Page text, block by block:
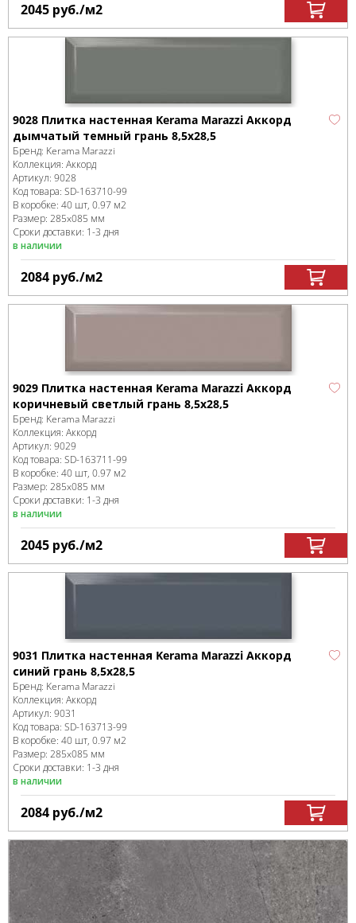
2045 руб./м2
9028 Плитка настенная Kerama Marazzi Аккорд
дымчатый темный грань 8,5х28,5
Бренд: Kerama Marazzi
Коллекция: Аккорд
Артикул: 9028
Код товара: SD-163710-99
В коробке: 40 шт, 0.97 м2
Размер: 285x085 мм
Сроки доставки: 1-3 дня
в наличии
2084 руб./м2
9029 Плитка настенная Kerama Marazzi Аккорд
коричневый светлый грань 8,5х28,5
Бренд: Kerama Marazzi
Коллекция: Аккорд
Артикул: 9029
Код товара: SD-163711-99
В коробке: 40 шт, 0.97 м2
Размер: 285x085 мм
Сроки доставки: 1-3 дня
в наличии
2045 руб./м2
9031 Плитка настенная Kerama Marazzi Аккорд
синий грань 8,5х28,5
Бренд: Kerama Marazzi
Коллекция: Аккорд
Артикул: 9031
Код товара: SD-163713-99
В коробке: 40 шт, 0.97 м2
Размер: 285x085 мм
Сроки доставки: 1-3 дня
в наличии
2084 руб./м2